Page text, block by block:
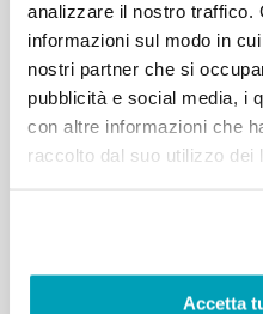
analizzare il nostro traffico.
informazioni sul modo in
nostri partner che si
pubblicità e social media, i
con altre informazioni che
raccolto dal suo utilizzo dei
Accetta
incontro – lo dite nel
Mediterraneo?
La paura indurisce il
cieca che si rifiuta di
volto dell’altro. Lo ha
che la dignità e la
dell’Africa